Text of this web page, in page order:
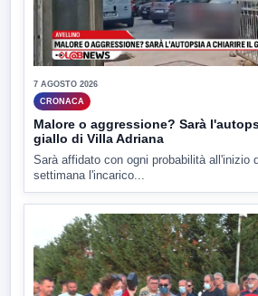
7 AGOSTO 2026
CRONACA
Malore o aggressione? Sarà
giallo di Villa Adriana
Sarà affidato con ogni probabilità all'inizio
settimana l'incarico...